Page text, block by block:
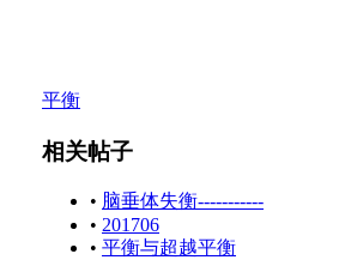
平衡
相关帖子
• 脑垂体失衡-----------
• 201706
• 平衡与超越平衡